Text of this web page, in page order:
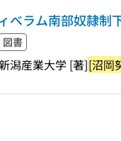
ベラム南部奴隷制
図書
潟産業大学 [著][沼岡